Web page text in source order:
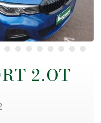
2.OT